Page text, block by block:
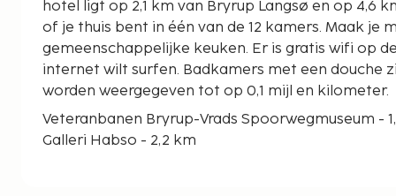
hotel ligt op 2,1 km van Bryrup Langsø en op 4,6
of je thuis bent in één van de 12 kamers. Maak je
gemeenschappelijke keuken. Er is gratis wifi op
internet wilt surfen. Badkamers met een douche
worden weergegeven tot op 0,1 mijl en kilometer.
Veteranbanen Bryrup-Vrads Spoorwegmuseum -
Galleri Habso - 2,2 km